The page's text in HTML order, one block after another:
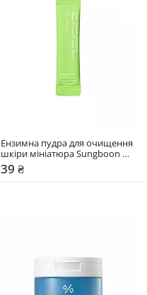
Ензимна пудра для очищення
шкіри мініатюра Sungboon
Editor 1,5 мл
39 ₴